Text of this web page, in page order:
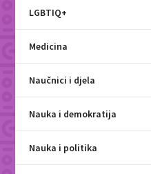
LGBTIQ+
Medicina
Naučnici i djela
Nauka i demokratija
Nauka i politika